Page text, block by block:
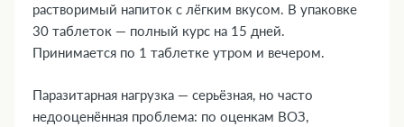
кормлении грудью
14. Влияние на способность управлять
транспортными средствами и механизмами
15. Совместимость с алкоголем
16. Условия хранения
растворимый напиток с лёгким вкусом. В упаковке
30 таблеток — полный курс на 15 дней.
Принимается по 1 таблетке утром и вечером.
Паразитарная нагрузка — серьёзная, но часто
недооценённая проблема: по оценкам ВОЗ,